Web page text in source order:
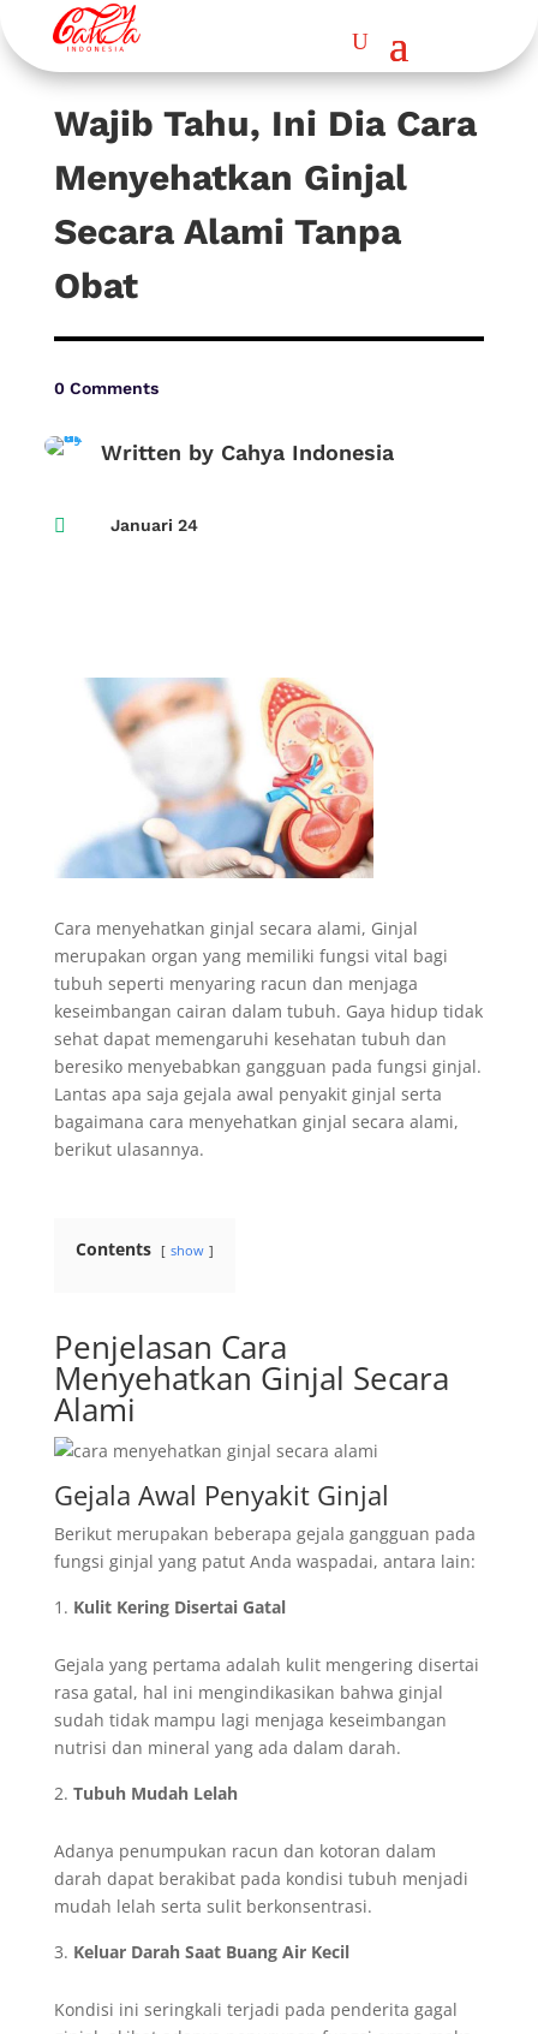
Wajib Tahu, Ini Dia Cara
Menyehatkan Ginjal
Secara Alami Tanpa
Obat
0 Comments
Written by Cahya Indonesia
 Januari 24
Cara menyehatkan ginjal secara alami, Ginjal
merupakan organ yang memiliki fungsi vital bagi
tubuh seperti menyaring racun dan menjaga
keseimbangan cairan dalam tubuh. Gaya hidup tidak
sehat dapat memengaruhi kesehatan tubuh dan
beresiko menyebabkan gangguan pada fungsi ginjal.
Lantas apa saja gejala awal penyakit ginjal serta
bagaimana cara menyehatkan ginjal secara alami,
berikut ulasannya.
Contents show
Penjelasan Cara
Menyehatkan Ginjal Secara
Alami
Gejala Awal Penyakit Ginjal
Berikut merupakan beberapa gejala gangguan pada
fungsi ginjal yang patut Anda waspadai, antara lain:
Kulit Kering Disertai Gatal
Gejala yang pertama adalah kulit mengering disertai
rasa gatal, hal ini mengindikasikan bahwa ginjal
sudah tidak mampu lagi menjaga keseimbangan
nutrisi dan mineral yang ada dalam darah.
Tubuh Mudah Lelah
Adanya penumpukan racun dan kotoran dalam
darah dapat berakibat pada kondisi tubuh menjadi
mudah lelah serta sulit berkonsentrasi.
Keluar Darah Saat Buang Air Kecil
Kondisi ini seringkali terjadi pada penderita gagal